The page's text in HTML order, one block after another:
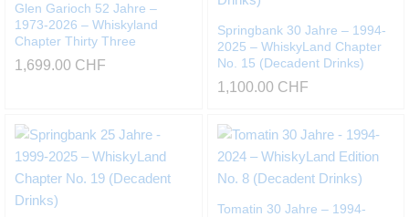
Glen Garioch 52 Jahre –
1973-2026 – Whiskyland
Chapter Thirty Three
1,699.00 CHF
Springbank 30 Jahre – 1994-
2025 – WhiskyLand Chapter
No. 15 (Decadent Drinks)
1,100.00 CHF
Tomatin 30 Jahre – 1994-